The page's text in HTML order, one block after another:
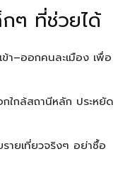
ๆ ที่ช่วยได้
ข้า–ออกคนละเมือง เพื่อ
ใกล้สถานีหลัก ประหยัด
ายเที่ยวจริงๆ อย่าซื้อ